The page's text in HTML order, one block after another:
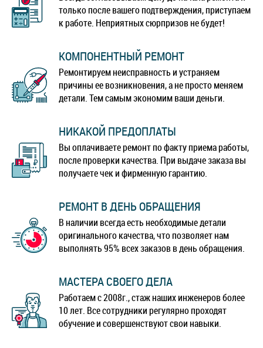
только после вашего подтверждения, приступаем
к работе. Неприятных сюрпризов не будет!
КОМПОНЕНТНЫЙ РЕМОНТ
Ремонтируем неисправность и устраняем
причины ее возникновения, а не просто меняем
детали. Тем самым экономим ваши деньги.
НИКАКОЙ ПРЕДОПЛАТЫ
Вы оплачиваете ремонт по факту приема работы,
после проверки качества. При выдаче заказа вы
получаете чек и фирменную гарантию.
РЕМОНТ В ДЕНЬ ОБРАЩЕНИЯ
В наличии всегда есть необходимые детали
оригинального качества, что позволяет нам
выполнять 95% всех заказов в день обращения.
МАСТЕРА СВОЕГО ДЕЛА
Работаем с 2008г., стаж наших инженеров более
10 лет. Все сотрудники регулярно проходят
обучение и совершенствуют свои навыки.